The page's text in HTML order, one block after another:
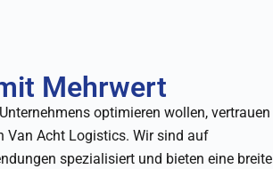
Mehrwert
optimieren wollen, vertrauen
Van Acht Logistics. Wir sind auf
spezialisiert und bieten eine breite